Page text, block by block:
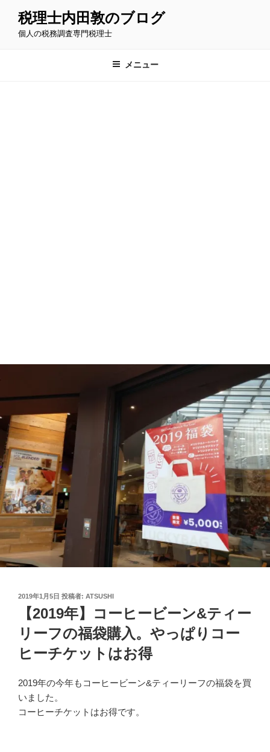
税理士内田敦のブログ
個人の税務調査専門税理士
メニュー
投
2019年1月5日 投稿者: ATSUSHI
【2019年】コーヒービーン&ティー
リーフの福袋購入。やっぱりコー
ヒーチケットはお得
2019年の今年もコーヒービーン&ティーリーフの福袋を買
いました。
コーヒーチケットはお得です。